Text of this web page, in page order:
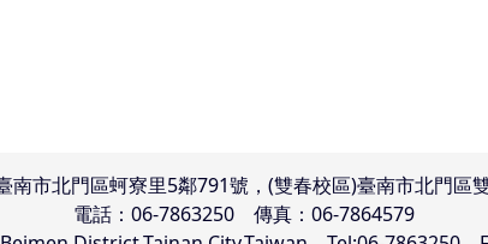
南市北門區蚵寮里5鄰791號，(雙春校區)臺南市北門區
電話：06-7863250 傳真：06-7864579